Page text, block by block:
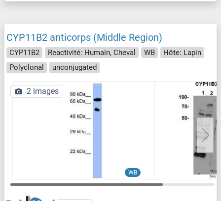
CYP11B2 anticorps (Middle Region)
CYP11B2 Reactivité: Humain, Cheval WB
Hôte: Lapin
Polyclonal
unconjugated
WB
2 images